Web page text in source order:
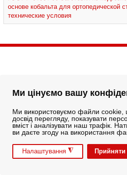
Ми цінуємо вашу
Ми використовуємо файли
досвід перегляду, показувати
вміст і аналізувати наш трафік.
ви даєте згоду на використання
Налаштування ◮ Прийняти
основе кобальта для ортопедической
технические условия